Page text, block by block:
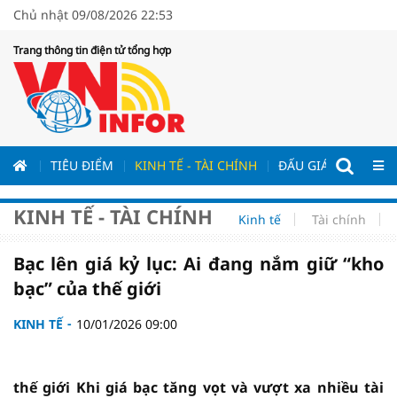
Chủ nhật 09/08/2026 22:53
Trang thông tin điện tử tổng hợp
TIÊU ĐIỂM KINH TẾ - TÀI CHÍNH ĐẤU GIÁ - ĐẤU
KINH TẾ - TÀI CHÍNH Kinh tế Tài chính
Bạc lên giá kỷ lục: Ai đang nắm giữ “kho
bạc” của thế giới
KINH TẾ 10/01/2026 09:00
thế giới Khi giá bạc tăng vọt và vượt xa nhiều tài